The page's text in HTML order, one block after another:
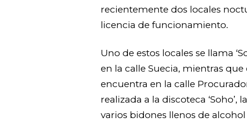
recientemente dos locales
licencia de funcionamiento.
Uno de estos locales se llama
en la calle Suecia, mientras que
encuentra en la calle
realizada a la discoteca
varios bidones llenos de